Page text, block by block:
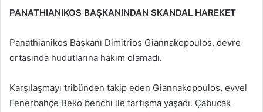
PANATHIANIKOS BAŞKANINDAN SKANDAL HAREKET
Panathianikos Başkanı Dimitrios Giannakopoulos, devre
ortasında hudutlarına hakim olamadı.
Karşılaşmayı tribünden takip eden Giannakopoulos, evvel
Fenerbahçe Beko benchi ile tartışma yaşadı. Çabucak